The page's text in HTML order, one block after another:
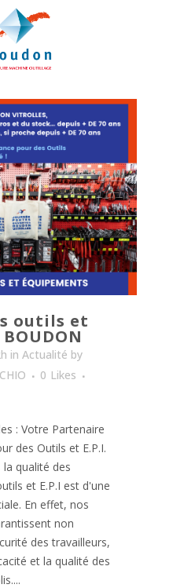
outils et
in Actualité by
0 Likes
: Votre Partenaire
des Outils et E.P.I.
qualité des
et E.P.I est d'une
En effet, nos
non
des travailleurs,
et la qualité des